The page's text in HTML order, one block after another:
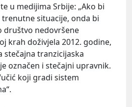
u medijima Srbije: „Ako bi
situacije, onda bi
društvo nedovršene
krah doživjela 2012. godine,
stečajna tranzicijaska
označen i stečajni upravnik.
koji gradi sistem